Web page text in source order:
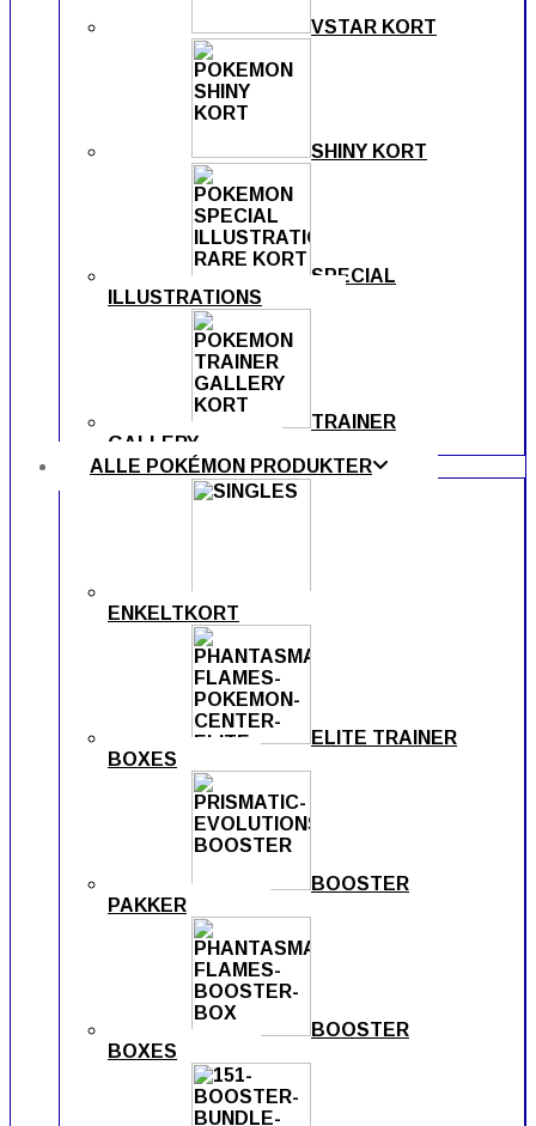
VSTAR KORT
SHINY KORT
SPECIAL
ILLUSTRATIONS
TRAINER
GALLERY
ALLE POKÉMON PRODUKTER
ENKELTKORT
ELITE TRAINER
BOXES
BOOSTER
PAKKER
BOOSTER
BOXES